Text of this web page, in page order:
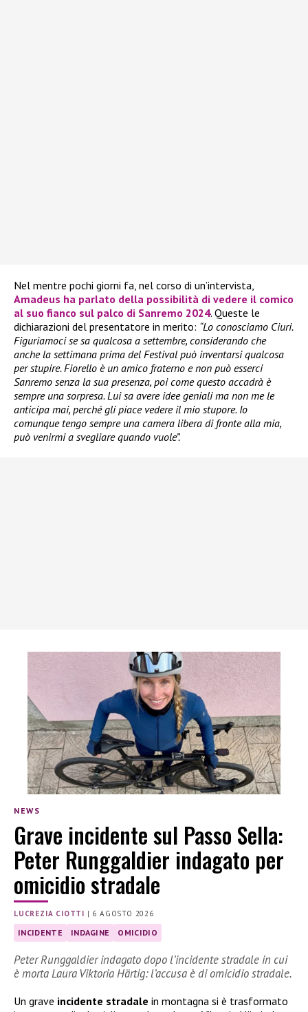
Nel mentre pochi giorni fa, nel corso di un’intervista,
Amadeus ha parlato della possibilità di vedere il comico
al suo fianco sul palco di Sanremo 2024. Queste le
dichiarazioni del presentatore in merito: “Lo conosciamo Ciuri.
Figuriamoci se sa qualcosa a settembre, considerando che
anche la settimana prima del Festival può inventarsi qualcosa
per stupire. Fiorello è un amico fraterno e non può esserci
Sanremo senza la sua presenza, poi come questo accadrà è
sempre una sorpresa. Lui sa avere idee geniali ma non me le
anticipa mai, perché gli piace vedere il mio stupore. Io
comunque tengo sempre una camera libera di fronte alla mia,
può venirmi a svegliare quando vuole”.
NEWS
Grave incidente sul Passo Sella:
Peter Runggaldier indagato per
omicidio stradale
LUCREZIA CIOTTI | 6 AGOSTO 2026
INCIDENTE INDAGINE OMICIDIO
Peter Runggaldier indagato dopo l’incidente stradale in cui
è morta Laura Viktoria Härtig: l’accusa è di omicidio stradale.
Un grave incidente stradale in montagna si è trasformato